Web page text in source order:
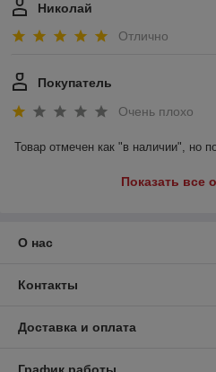
Николай
Отлично
Покупатель
Очень плохо
Товар отмечен как "в наличии", но
Показать все
О нас
Контакты
Доставка и оплата
График работы